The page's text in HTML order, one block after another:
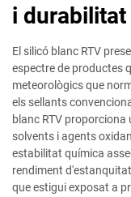
i
El silicó blanc RTV
espectre de productes
meteorològics que
els sellants
blanc RTV proporciona
solvents i agents
estabilitat química
rendiment
que estigui exposat a